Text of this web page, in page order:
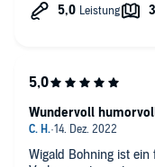
Wigald Bohning ist
Wundervoll